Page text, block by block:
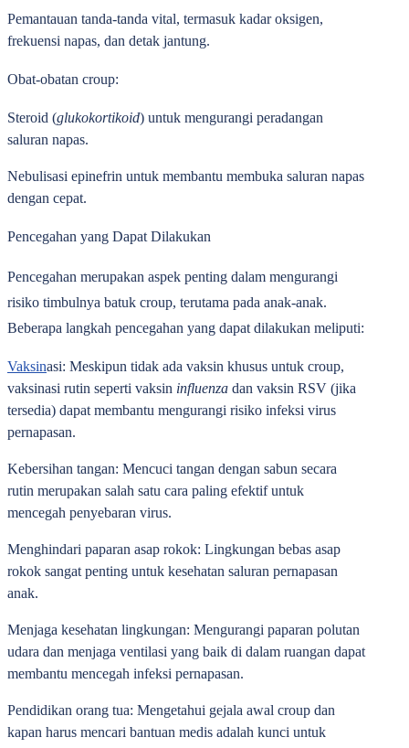
Pemantauan tanda-tanda vital, termasuk kadar oksigen,
frekuensi napas, dan detak jantung.
Obat-obatan croup:
Steroid (glukokortikoid) untuk mengurangi peradangan
saluran napas.
Nebulisasi epinefrin untuk membantu membuka saluran napas
dengan cepat.
Pencegahan yang Dapat Dilakukan
Pencegahan merupakan aspek penting dalam mengurangi
risiko timbulnya batuk croup, terutama pada anak-anak.
Beberapa langkah pencegahan yang dapat dilakukan meliputi:
Vaksinasi: Meskipun tidak ada vaksin khusus untuk croup,
vaksinasi rutin seperti vaksin influenza dan vaksin RSV (jika
tersedia) dapat membantu mengurangi risiko infeksi virus
pernapasan.
Kebersihan tangan: Mencuci tangan dengan sabun secara
rutin merupakan salah satu cara paling efektif untuk
mencegah penyebaran virus.
Menghindari paparan asap rokok: Lingkungan bebas asap
rokok sangat penting untuk kesehatan saluran pernapasan
anak.
Menjaga kesehatan lingkungan: Mengurangi paparan polutan
udara dan menjaga ventilasi yang baik di dalam ruangan dapat
membantu mencegah infeksi pernapasan.
Pendidikan orang tua: Mengetahui gejala awal croup dan
kapan harus mencari bantuan medis adalah kunci untuk